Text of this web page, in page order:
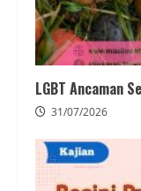
LGBT Ancaman
31/07/2026